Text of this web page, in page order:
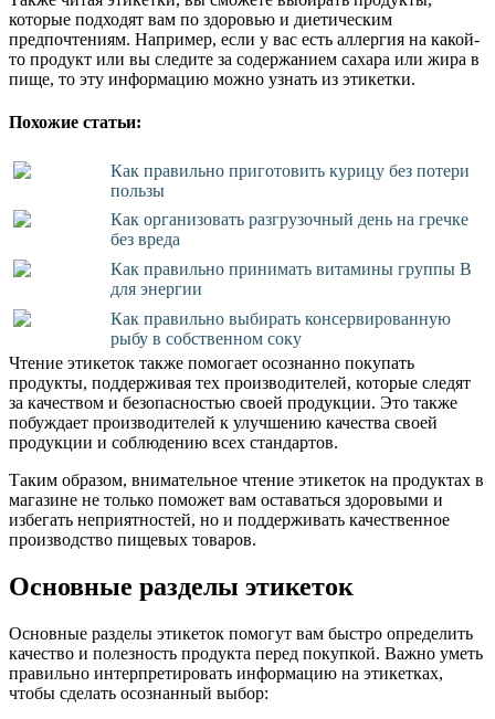
которые подходят вам по здоровью и диетическим
предпочтениям. Например, если у вас есть аллергия на какой-
то продукт или вы следите за содержанием сахара или жира в
пище, то эту информацию можно узнать из этикетки.
Похожие статьи:
Как правильно приготовить курицу без потери
пользы
Как организовать разгрузочный день на гречке
без вреда
Как правильно принимать витамины группы В
для энергии
Как правильно выбирать консервированную
рыбу в собственном соку
Чтение этикеток также помогает осознанно покупать
продукты, поддерживая тех производителей, которые следят
за качеством и безопасностью своей продукции. Это также
побуждает производителей к улучшению качества своей
продукции и соблюдению всех стандартов.
Таким образом, внимательное чтение этикеток на продуктах в
магазине не только поможет вам оставаться здоровыми и
избегать неприятностей, но и поддерживать качественное
производство пищевых товаров.
Основные разделы этикеток
Основные разделы этикеток помогут вам быстро определить
качество и полезность продукта перед покупкой. Важно уметь
правильно интерпретировать информацию на этикетках,
чтобы сделать осознанный выбор: